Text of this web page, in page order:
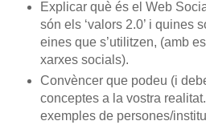
Explicar què és el Web
són els ‘valors 2.0’ i quines
eines que s’utilitzen, (amb
xarxes socials).
Convèncer que podeu (i
conceptes a la vostra
exemples de persones/